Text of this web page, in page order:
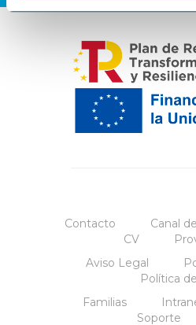
Contacto Canal
CV
Aviso Legal
Política
Familias
Soporte